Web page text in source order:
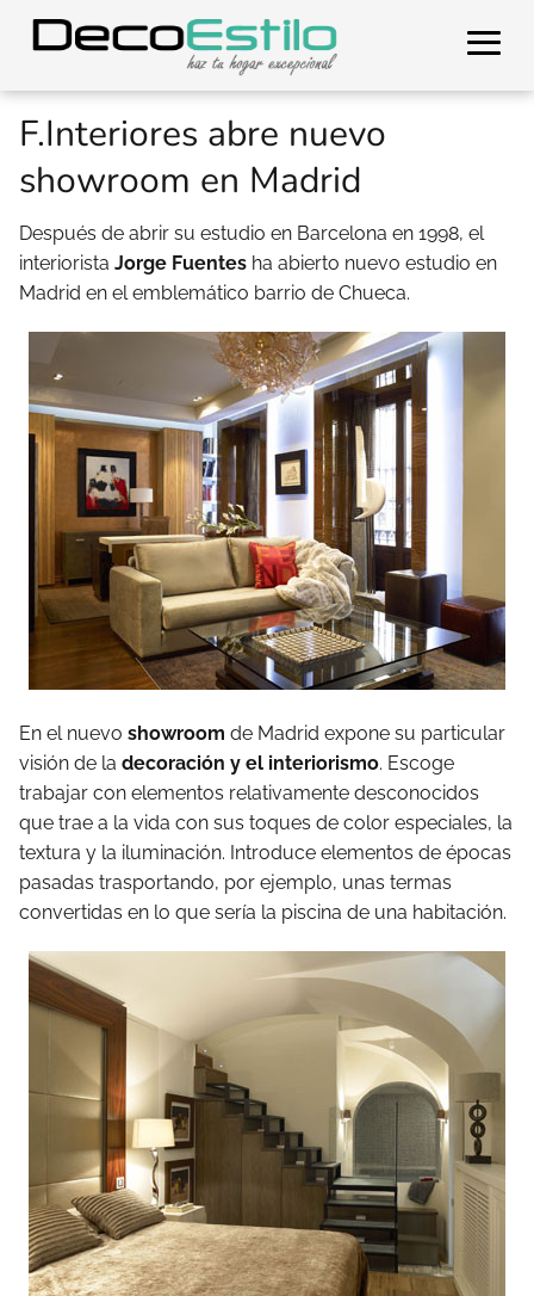
F.Interiores abre nuevo
showroom en Madrid
Después de abrir su estudio en Barcelona en 1998, el
interiorista Jorge Fuentes ha abierto nuevo estudio en
Madrid en el emblemático barrio de Chueca.
En el nuevo showroom de Madrid expone su particular
visión de la decoración y el interiorismo. Escoge
trabajar con elementos relativamente desconocidos
que trae a la vida con sus toques de color especiales, la
textura y la iluminación. Introduce elementos de épocas
pasadas trasportando, por ejemplo, unas termas
convertidas en lo que sería la piscina de una habitación.